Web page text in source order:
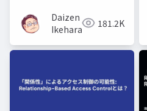
Daizen
Ikehara
181.2K